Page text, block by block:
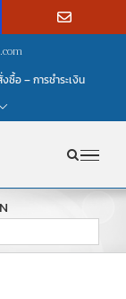
ซื้อ – การชำระเงิน